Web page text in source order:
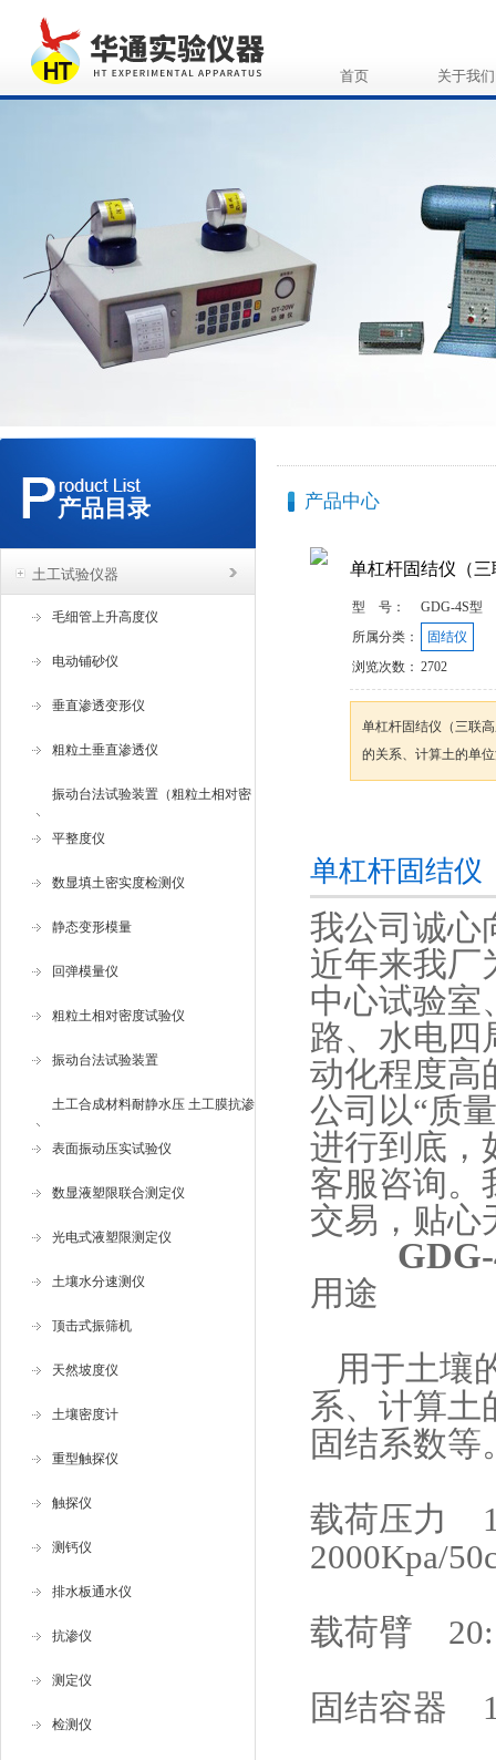
首页 关于我们
产品目录
土工试验仪器
毛细管上升高度仪
电动铺砂仪
垂直渗透变形仪
粗粒土垂直渗透仪
振动台法试验装置（粗粒土相对密
度试验仪 ）
平整度仪
数显填土密实度检测仪
静态变形模量
回弹模量仪
粗粒土相对密度试验仪
振动台法试验装置
土工合成材料耐静水压 土工膜抗渗
仪
表面振动压实试验仪
数显液塑限联合测定仪
光电式液塑限测定仪
土壤水分速测仪
顶击式振筛机
天然坡度仪
土壤密度计
重型触探仪
触探仪
测钙仪
排水板通水仪
抗渗仪
测定仪
检测仪
产品中心
单杠杆固结仪（三
型 号：
GDG-4S型
所属分类：
固结仪
浏览次数： 2702
单杠杆固结仪（三联
的关系、计算土的单
单杠杆固结仪
我公司诚心
近年来我厂
中心试验室
路、水电四
动化程度高
公司以“质
进行到底，
客服咨询。
交易，贴心
用途
用于土壤
系、计算土
固结系数等
载荷压力
2000Kpa/
载荷臂
固结容器